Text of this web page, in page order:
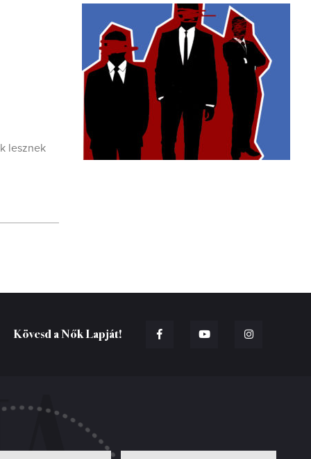
lesznek
Kövesd a Nők Lapját!